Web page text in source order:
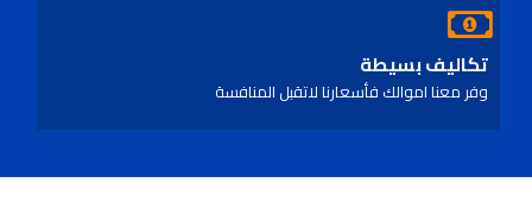
تكاليف بسيطة
وفر معنا اموالك فأسعارنا لاتقبل المنافسة